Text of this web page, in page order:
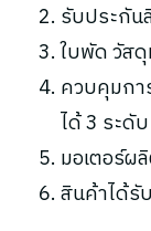
รับประกัน
ใบพัด วัส
ควบคุมกา
ได้ 3 ระดับ
มอเตอร์ผ
สินค้าได้รั